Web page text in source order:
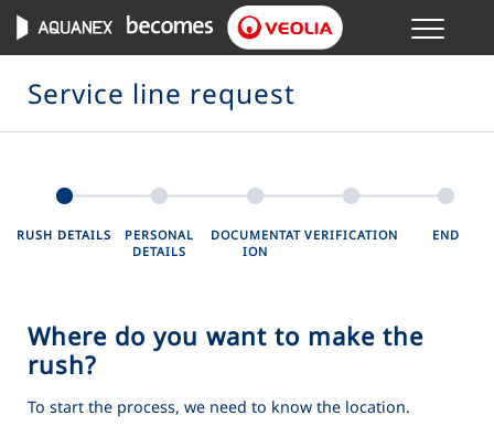
Menu
ONLINE TRANSACTIONS
YOUR WATER
Service line request
RUSH DETAILS
PERSONAL
DETAILS
DOCUMENTAT
ION
VERIFICATION END
Where do you want to make the
rush?
To start the process, we need to know the location.